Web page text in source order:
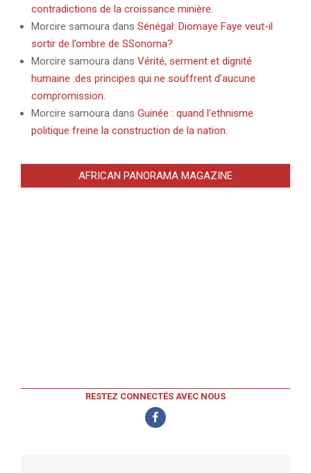
contradictions de la croissance minière.
Morcire samoura dans Sénégal: Diomaye Faye veut-il
sortir de l’ombre de SSonoma?
Morcire samoura dans Vérité, serment et dignité
humaine :des principes qui ne souffrent d’aucune
compromission.
Morcire samoura dans Guinée : quand l’ethnisme
politique freine la construction de la nation.
AFRICAN PANORAMA MAGAZINE
RESTEZ CONNECTÉS AVEC NOUS